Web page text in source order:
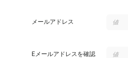
メールアドレス
Eメールアドレスを確認